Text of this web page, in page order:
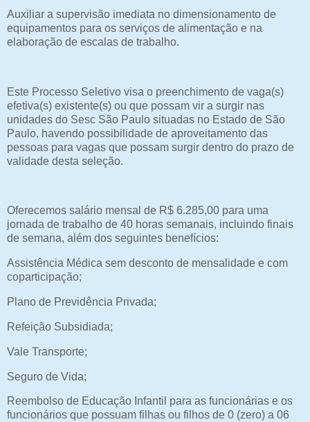
Auxiliar a supervisão imediata no dimensionamento de
equipamentos para os serviços de alimentação e na
elaboração de escalas de trabalho.
Este Processo Seletivo visa o preenchimento de vaga(s)
efetiva(s) existente(s) ou que possam vir a surgir nas
unidades do Sesc São Paulo situadas no Estado de São
Paulo, havendo possibilidade de aproveitamento das
pessoas para vagas que possam surgir dentro do prazo de
validade desta seleção.
Oferecemos salário mensal de R$ 6.285,00 para uma
jornada de trabalho de 40 horas semanais, incluindo finais
de semana, além dos seguintes benefícios:
Assistência Médica sem desconto de mensalidade e com
coparticipação;
Plano de Previdência Privada;
Refeição Subsidiada;
Vale Transporte;
Seguro de Vida;
Reembolso de Educação Infantil para as funcionárias e os
funcionários que possuam filhas ou filhos de 0 (zero) a 06